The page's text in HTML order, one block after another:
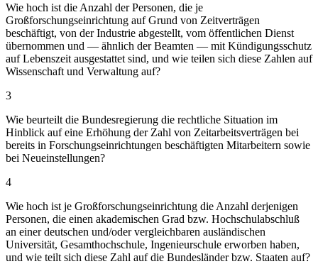
Wie hoch ist die Anzahl der Personen, die je
Großforschungseinrichtung auf Grund von Zeitverträgen
beschäftigt, von der Industrie abgestellt, vom öffentlichen Dienst
übernommen und — ähnlich der Beamten — mit Kündigungsschutz
auf Lebenszeit ausgestattet sind, und wie teilen sich diese Zahlen auf
Wissenschaft und Verwaltung auf?
3
Wie beurteilt die Bundesregierung die rechtliche Situation im
Hinblick auf eine Erhöhung der Zahl von Zeitarbeitsverträgen bei
bereits in Forschungseinrichtungen beschäftigten Mitarbeitern sowie
bei Neueinstellungen?
4
Wie hoch ist je Großforschungseinrichtung die Anzahl derjenigen
Personen, die einen akademischen Grad bzw. Hochschulabschluß
an einer deutschen und/oder vergleichbaren ausländischen
Universität, Gesamthochschule, Ingenieurschule erworben haben,
und wie teilt sich diese Zahl auf die Bundesländer bzw. Staaten auf?